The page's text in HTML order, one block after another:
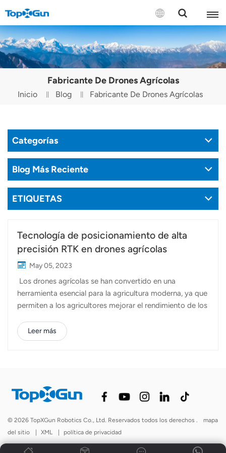
CONTÁCTENOS
English
Español
Português(Portugal)
Português(Brasil)
Türkçe
Fabricante De Drones Agrícolas
Inicio Blog Fabricante De Drones Agrícolas
Categorías
Blog Más Reciente
ETIQUETAS
Tecnología de posicionamiento de alta
precisión RTK en drones agrícolas
May 05, 2023
Los drones agrícolas se han convertido en una
herramienta esencial para la agricultura moderna, ya que
permiten a los agricultores mejorar el rendimiento de los
de los cultivos. Una de las características clave que
hacen que los drones sean tan útiles en la agricultura es
precisión. Mediante el uso de varios sensores y
software, los drones pueden determinar su ubicación y
tareas como el mapeo de cultivos, la fumigación y la
siembra de semillas. Una de las tecnologías de
posicionamiento más importantes utilizadas en...
Leer más
© 2026 TopXGun Robotics Co., Ltd. Reservados todos los derechos .
mapa
del sitio
| XML | política de privacidad